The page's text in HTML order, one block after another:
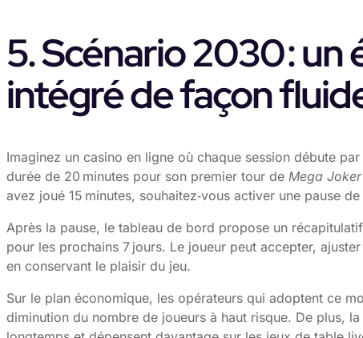
5. Scénario 2030 : un
intégré de façon
Imaginez un casino en ligne où chaque session débute
durée de 20 minutes pour son premier tour de Mega Joker
avez joué 15 minutes, souhaitez‑vous activer une pause
Après la pause, le tableau de bord propose un
pour les prochains 7 jours. Le joueur peut accepter,
en conservant le plaisir du jeu.
Sur le plan économique, les opérateurs qui adoptent ce
diminution du nombre de joueurs à haut risque. De plus,